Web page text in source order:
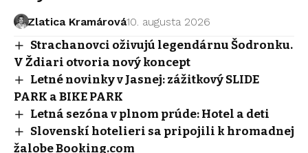
Zlatica Kramárová10. augusta 2026
Strachanovci oživujú legendárnu Šodronku.
V Ždiari otvoria nový koncept
Letné novinky v Jasnej: zážitkový SLIDE
PARK a BIKE PARK
Letná sezóna v plnom prúde: Hotel a deti
Slovenskí hotelieri sa pripojili k hromadnej
žalobe Booking.com